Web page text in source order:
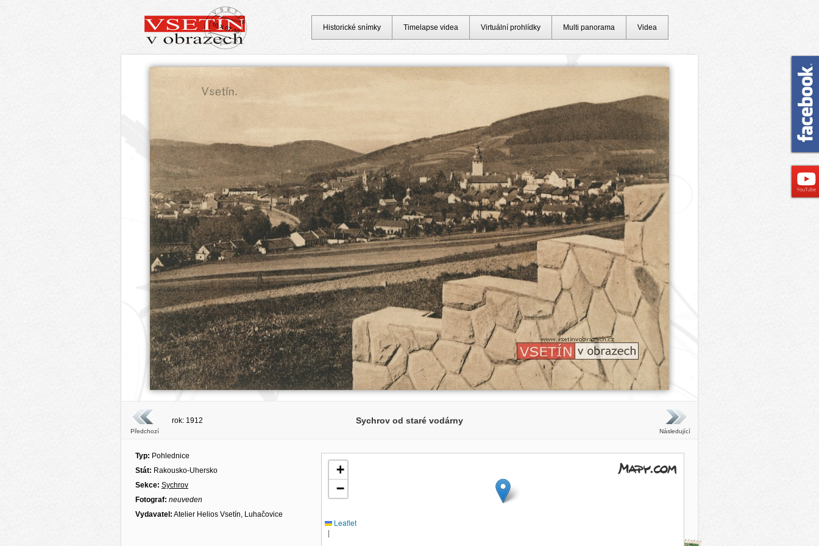
Předchozí
rok: 1912 Sychrov od staré vodárny
Následující
Typ: Pohlednice
Stát: Rakousko-Uhersko
Sekce: Sychrov
Fotograf: neuveden
Vydavatel: Atelier Helios Vsetín, Luhačovice
+
−
Leaflet
|
Historické snímky Timelapse videa Virtuální prohlídky Multi panorama Videa